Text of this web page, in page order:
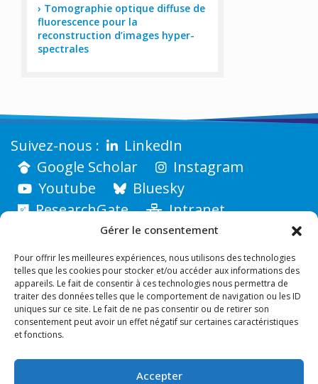
Gérer le consentement
Pour offrir les meilleures expériences, nous utilisons des technologies
telles que les cookies pour stocker et/ou accéder aux informations des
appareils. Le fait de consentir à ces technologies nous permettra de
traiter des données telles que le comportement de navigation ou les ID
uniques sur ce site. Le fait de ne pas consentir ou de retirer son
consentement peut avoir un effet négatif sur certaines caractéristiques
et fonctions.
Accepter
Tomographie optique diffuse de
fluorescence pour la
reconstruction d’images hyper-
spectrales
LinkedIn
Google Scholar
Instagram
Youtube
Bluesky
ResearchGate
Intranet